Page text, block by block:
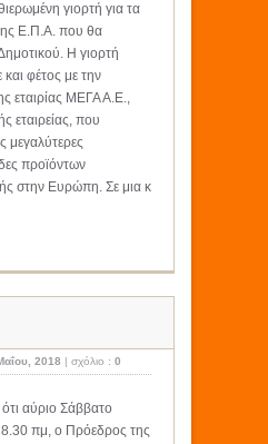
γιορτή για τα
Ε.Π.Α. που θα
Η γιορτή
φέτος με την
εταιρίας ΜΕΓΑ Α.Ε.,
εταιρείας, που
μεγαλύτερες
προϊόντων
στην Ευρώπη. Σε μια κ
2018 | σχόλιο : 0
αύριο Σάββατο
πμ, ο Πρόεδρος της